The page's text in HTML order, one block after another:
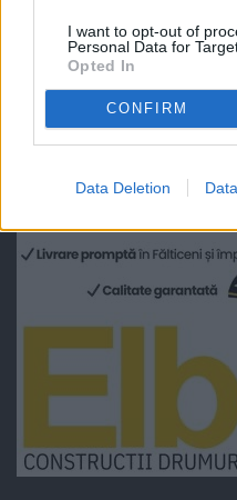
I want to opt-out of
Personal Data for
Opted In
CONFIRM
Data Deletion